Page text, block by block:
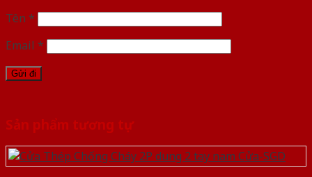
Tên *
Email *
Sản phẩm tương tự